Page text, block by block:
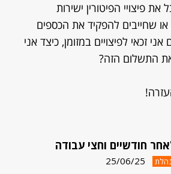
פיצויי הפיטורין ישירות
שחייבים להפקיד את הכספים
זכאי לפיצויים במזומן, כיצד אני
התשלום הזה?
חודשיים וחצי עבודה
25/06/25